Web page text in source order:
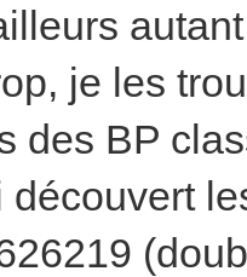
je les
des BP
découvert